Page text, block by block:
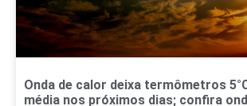
Onda de calor deixa termômetros
média nos próximos dias; confira